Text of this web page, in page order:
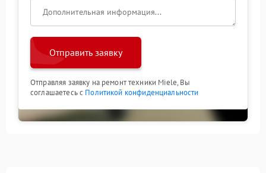
Отправить заявку
Отправляя заявку на ремонт техники Miele, Вы
соглашаетесь с Политикой конфиденциальности